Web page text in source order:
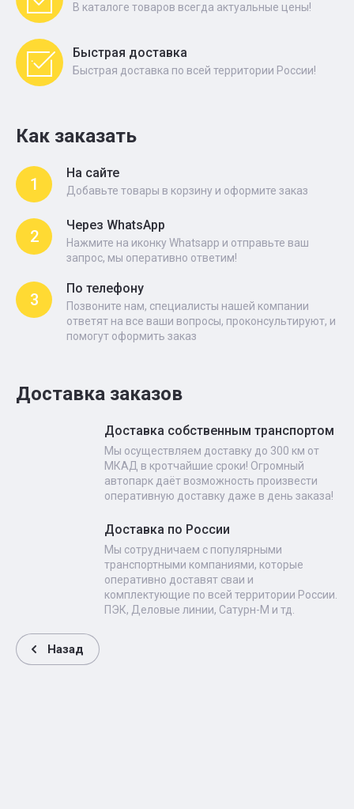
В каталоге товаров всегда актуальные цены!
Быстрая доставка
Быстрая доставка по всей территории России!
Как заказать
1
На сайте
Добавьте товары в корзину и оформите заказ
2
Через WhatsApp
Нажмите на иконку Whatsapp и отправьте ваш
запрос, мы оперативно ответим!
3
По телефону
Позвоните нам, специалисты нашей компании
ответят на все ваши вопросы, проконсультируют, и
помогут оформить заказ
Доставка заказов
Доставка собственным транспортом
Мы осуществляем доставку до 300 км от
МКАД в кротчайшие сроки! Огромный
автопарк даёт возможность произвести
оперативную доставку даже в день заказа!
Доставка по России
Мы сотрудничаем с популярными
транспортными компаниями, которые
оперативно доставят сваи и
комплектующие по всей территории России.
ПЭК, Деловые линии, Сатурн-М и тд.
Назад